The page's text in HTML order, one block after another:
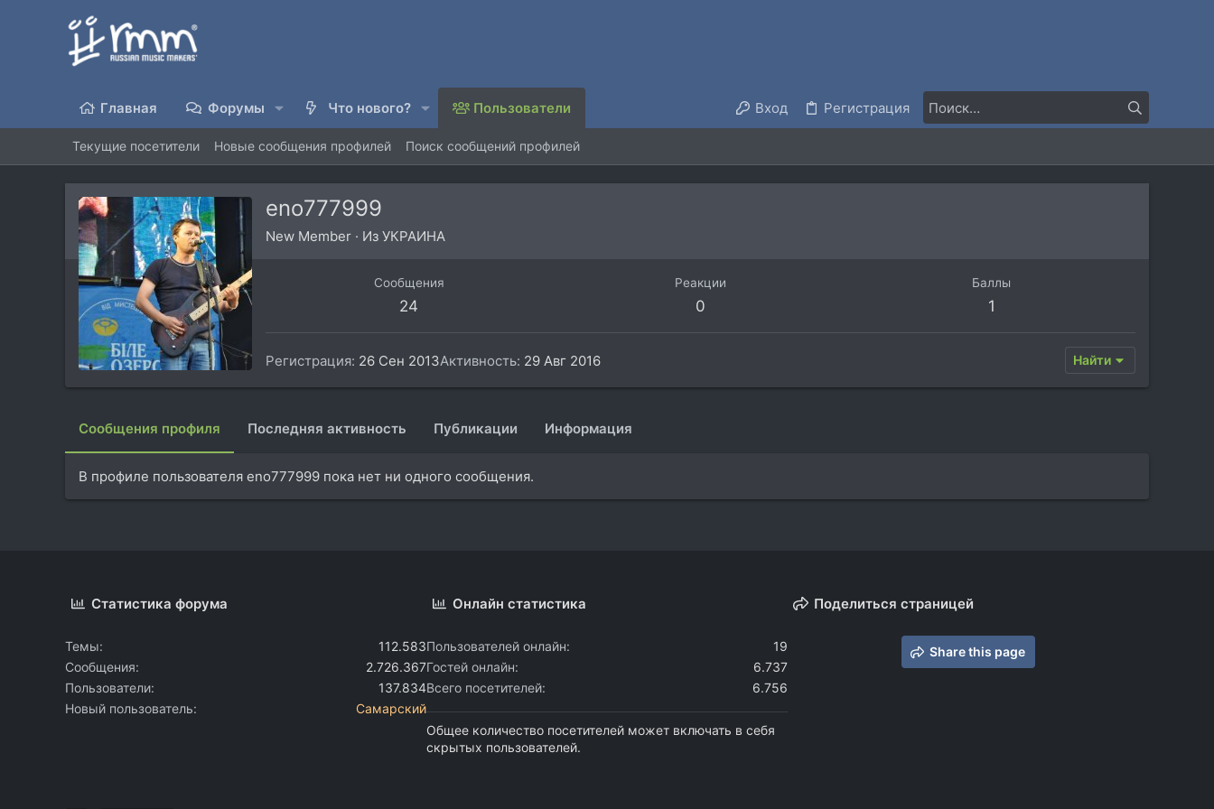
Главная Форумы Что нового? Пользователи Вход Регистрация
Текущие посетители Новые сообщения профилей Поиск сообщений профилей
eno777999
New Member · Из УКРАИНА
Сообщения
24
Реакции
0
Баллы
1
Регистрация 26 Сен 2013Активность 29 Авг 2016 Найти
Сообщения профиля Последняя активность Публикации Информация
В профиле пользователя eno777999 пока нет ни одного сообщения.
Статистика форума
Темы
112.583
Сообщения
2.726.367
Пользователи
137.834
Новый пользователь
Самарский
Онлайн статистика
Пользователей онлайн
19
Гостей онлайн
6.737
Всего посетителей
6.756
Общее количество посетителей может включать в себя
скрытых пользователей.
Поделиться страницей
Share this page